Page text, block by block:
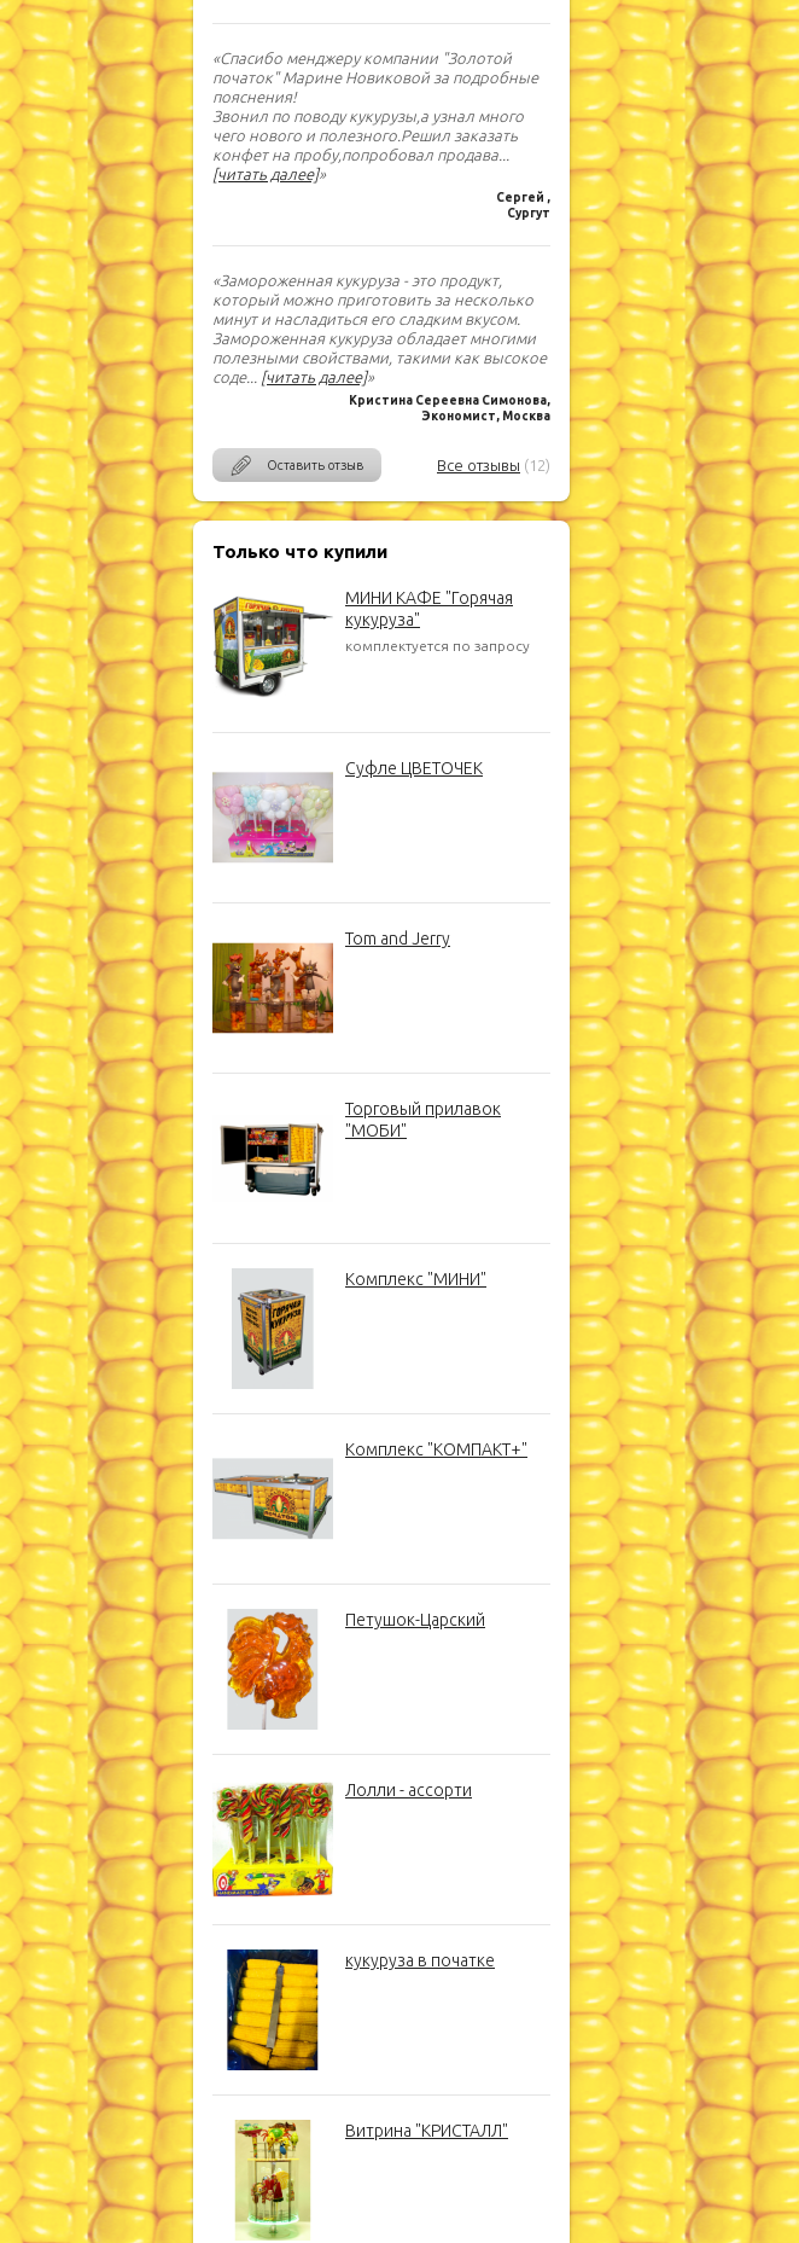
«Спасибо менджеру компании "Золотой
початок" Марине Новиковой за подробные
пояснения!
Звонил по поводу кукурузы,а узнал много
чего нового и полезного.Решил заказать
конфет на пробу,попробовал продава
[читать далее]»
Сергей ,
Сургут
«Замороженная кукуруза - это продукт,
который можно приготовить за несколько
минут и насладиться его сладким вкусом.
Замороженная кукуруза обладает многими
полезными свойствами, такими как высокое
соде... [читать далее]»
Кристина Сереевна Симонова,
Экономист, Москва
Оставить отзыв Все отзывы (12)
Только что купили
МИНИ КАФЕ "Горячая
кукуруза"
комплектуется по запросу
Суфле ЦВЕТОЧЕК
Tom and Jerry
Торговый прилавок
"МОБИ"
Комплекс "МИНИ"
Комплекс "КОМПАКТ+"
Петушок-Царский
Лолли - ассорти
кукуруза в початке
Витрина "КРИСТАЛЛ"